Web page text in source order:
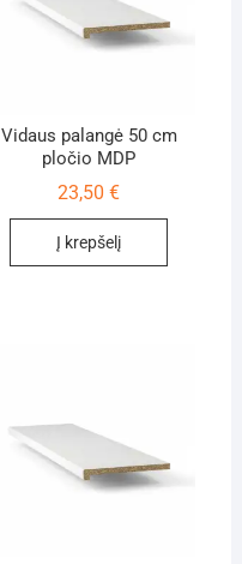
Vidaus palangė 50 cm
pločio MDP
23,50€
Į krepšelį